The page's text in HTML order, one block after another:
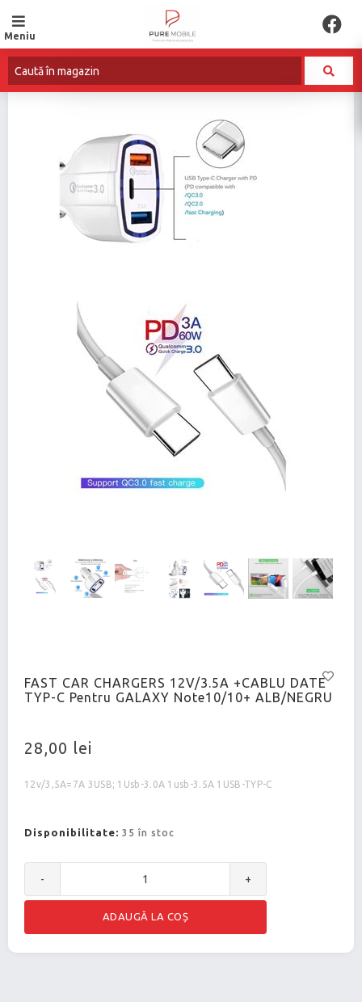
Meniu
FAST CAR CHARGERS 12V/3.5A +CABLU DATE
TYP-C Pentru GALAXY Note10/10+ ALB/NEGRU
28,00 lei
12v/3,5A=7A 3USB; 1Usb-3.0A 1usb-3.5A 1USB-TYP-C
Disponibilitate: 35 în stoc
- +